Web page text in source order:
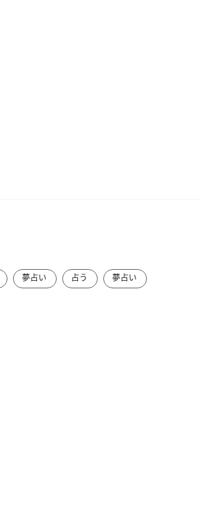
夢占い 占う 夢占い